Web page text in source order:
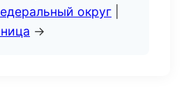
округ
→